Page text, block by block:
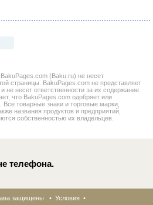
(Baku.ru) не несет
страницы. BakuPages.com не представляет
не несет ответственности за их содержание.
что BakuPages.com одобряет или
Все товарные знаки и торговые марки,
названия продуктов и предприятий,
собственностью их владельцев.
телефона.
защищены • Условия •